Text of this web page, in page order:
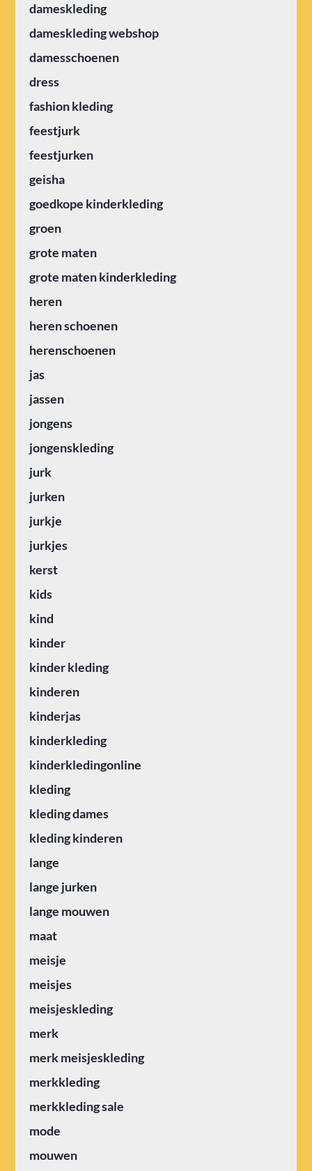
dameskleding
dameskleding webshop
damesschoenen
dress
fashion kleding
feestjurk
feestjurken
geisha
goedkope kinderkleding
groen
grote maten
grote maten kinderkleding
heren
heren schoenen
herenschoenen
jas
jassen
jongens
jongenskleding
jurk
jurken
jurkje
jurkjes
kerst
kids
kind
kinder
kinder kleding
kinderen
kinderjas
kinderkleding
kinderkledingonline
kleding
kleding dames
kleding kinderen
lange
lange jurken
lange mouwen
maat
meisje
meisjes
meisjeskleding
merk
merk meisjeskleding
merkkleding
merkkleding sale
mode
mouwen